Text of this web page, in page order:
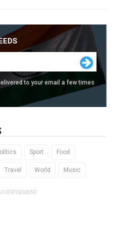
to your email a few times
Sport Food
Travel World Music